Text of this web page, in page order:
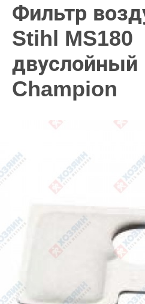
Фильтр
Stihl MS180
двуслойный
Champion